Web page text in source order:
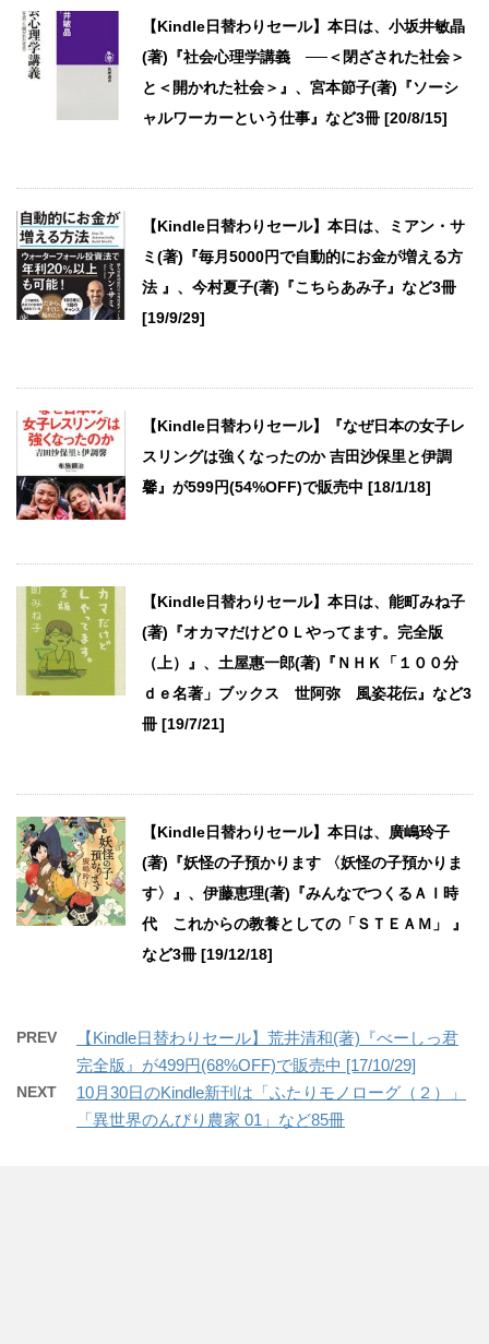
【Kindle日替わりセール】本日は、小坂井敏晶
(著)『社会心理学講義 ──＜閉ざされた社会＞
と＜開かれた社会＞』、宮本節子(著)『ソーシ
ャルワーカーという仕事』など3冊 [20/8/15]
【Kindle日替わりセール】本日は、ミアン・サ
ミ(著)『毎月5000円で自動的にお金が増える方
法 』、今村夏子(著)『こちらあみ子』など3冊
[19/9/29]
【Kindle日替わりセール】『なぜ日本の女子レ
スリングは強くなったのか 吉田沙保里と伊調
馨』が599円(54%OFF)で販売中 [18/1/18]
【Kindle日替わりセール】本日は、能町みね子
(著)『オカマだけどＯＬやってます。完全版
（上）』、土屋惠一郎(著)『ＮＨＫ「１００分
ｄｅ名著」ブックス 世阿弥 風姿花伝』など3
冊 [19/7/21]
【Kindle日替わりセール】本日は、廣嶋玲子
(著)『妖怪の子預かります 〈妖怪の子預かりま
す〉』、伊藤恵理(著)『みんなでつくるＡＩ時
代 これからの教養としての「ＳＴＥＡＭ」 』
など3冊 [19/12/18]
PREV
【Kindle日替わりセール】荒井清和(著)『べーしっ君
完全版』が499円(68%OFF)で販売中 [17/10/29]
NEXT
10月30日のKindle新刊は「ふたりモノローグ（２）」
「異世界のんびり農家 01」など85冊